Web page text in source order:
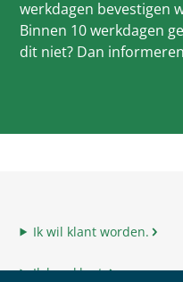
werkdagen bevestigen
Binnen 10 werkdagen
dit niet? Dan
Ik wil klant worden.
Ik ben klant.